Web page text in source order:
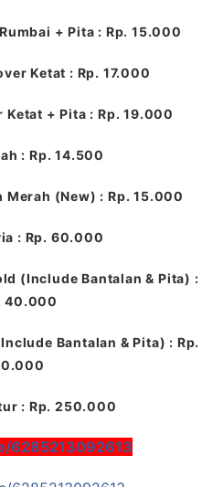
+ Pita : Rp. 15.000
Ketat : Rp. 17.000
+ Pita : Rp. 19.000
: Rp. 14.500
(New) : Rp. 15.000
: Rp. 60.000
(Include Bantalan & Pita) :
40.000
Bantalan & Pita) : Rp.
: Rp. 250.000
6285213092613